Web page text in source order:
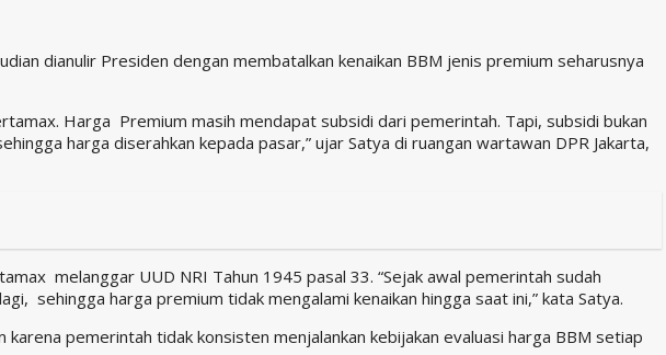
dianulir Presiden dengan membatalkan kenaikan BBM jenis premium seharusnya
Harga Premium masih mendapat subsidi dari pemerintah. Tapi, subsidi bukan
harga diserahkan kepada pasar,” ujar Satya di ruangan wartawan DPR Jakarta,
melanggar UUD NRI Tahun 1945 pasal 33. “Sejak awal pemerintah sudah
sehingga harga premium tidak mengalami kenaikan hingga saat ini,” kata Satya.
pemerintah tidak konsisten menjalankan kebijakan evaluasi harga BBM setiap